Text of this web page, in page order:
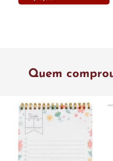
Quem